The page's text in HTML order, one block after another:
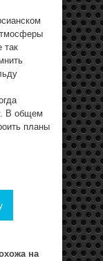
так
В общем
планы
на